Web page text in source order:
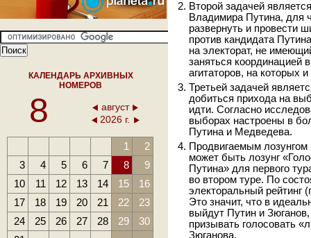
КАЛЕНДАРЬ АРХИВНЫХ
НОМЕРОВ
8
август
2026 г.
1
2
3
4 5 6 7 8
9
10
11 12 13 14 15
16
17
18 19 20 21 22
23
24
25 26 27 28 29
30
Второй задачей
Владимира Путина, для
развернуть и провести
против кандидата
на электорат, не
заняться координацией
агитаторов, на которых
Третьей задачей
добиться прихода на
идти. Согласно
выборах настроены в
Путина и Медведева.
Продвигаемым
может быть лозунг
Путина» для первого
во втором туре. По
электоральный рейтинг
Это значит, что в
выйдут Путин и
призывать голосовать
Зюганова.